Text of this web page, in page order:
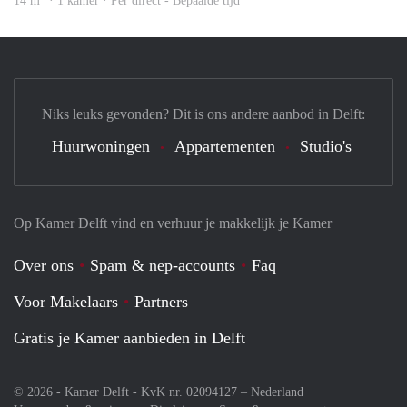
Op Kamer Delft vind en verhuur je makkelijk je Kamer
Over ons Spam & nep-accounts
Faq
Voor Makelaars
Partners
Gratis je Kamer aanbieden in Delft
© 2026 - Kamer Delft - KvK nr. 02094127 – Nederland
Niks leuks gevonden? Dit is ons andere aanbod in Delft:
Huurwoningen Appartementen Studio's